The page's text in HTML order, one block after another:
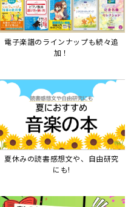
電子楽譜のラインナップも続々追
加！
夏休みの読書感想文や、自由研究
にも!